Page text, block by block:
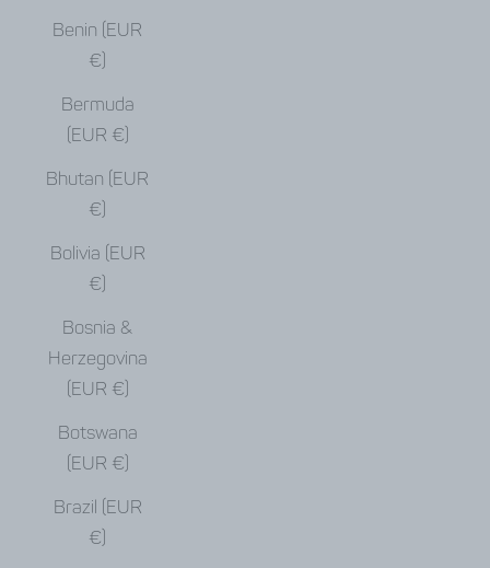
Benin (EUR
€)
Bermuda
(EUR €)
Bhutan (EUR
€)
Bolivia (EUR
€)
Bosnia &
Herzegovina
(EUR €)
Botswana
(EUR €)
Brazil (EUR
€)